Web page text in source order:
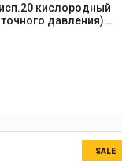
кислородный
давления)
В КОРЗИНУ
SALE